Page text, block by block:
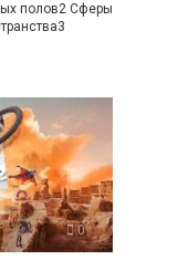
полов2 Сферы
0